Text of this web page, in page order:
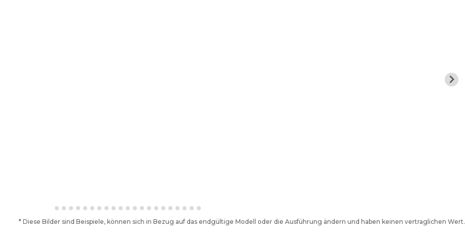
* Diese Bilder sind Beispiele, können sich in Bezug auf das endgültige Modell oder die Ausführung ändern und haben keinen vertraglichen Wert.